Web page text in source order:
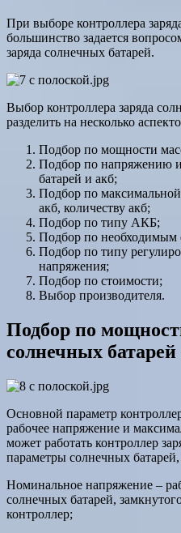
При выборе контроллера
большинство задается
заряда солнечных батарей.
Выбор контроллера заряда
разделить на несколько
Подбор по мощности
Подбор по напряжению
батарей и акб;
Подбор по
акб, количеству акб;
Подбор по типу АКБ;
Подбор по необходимым
Подбор по типу
напряжения;
Подбор по стоимости;
Выбор производителя.
Подбор по
солнечных батарей
Основной параметр
рабочее напряжение и
может работать контроллер
параметры солнечных батарей,
Номинальное напряжение –
солнечных батарей,
контроллер;